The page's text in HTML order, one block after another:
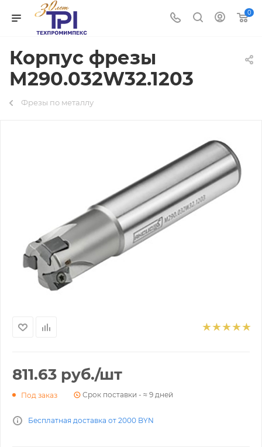
0
Корпус фрезы
M290.032W32.1203
Фрезы по металлу
811.63 руб./шт
Под заказ Срок поставки - ≈ 9 дней
Бесплатная доставка от 2000 BYN